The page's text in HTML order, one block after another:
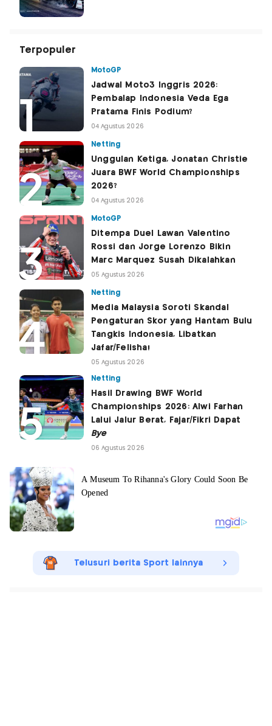
Terpopuler
MotoGP
Jadwal Moto3 Inggris 2026:
Pembalap Indonesia Veda Ega
Pratama Finis Podium?
04 Agustus 2026
Netting
Unggulan Ketiga, Jonatan Christie
Juara BWF World Championships
2026?
04 Agustus 2026
MotoGP
Ditempa Duel Lawan Valentino
Rossi dan Jorge Lorenzo Bikin
Marc Marquez Susah Dikalahkan
05 Agustus 2026
Netting
Media Malaysia Soroti Skandal
Pengaturan Skor yang Hantam Bulu
Tangkis Indonesia, Libatkan
Jafar/Felisha!
05 Agustus 2026
Netting
Hasil Drawing BWF World
Championships 2026: Alwi Farhan
Lalui Jalur Berat, Fajar/Fikri Dapat
Bye
06 Agustus 2026
Telusuri berita Sport lainnya